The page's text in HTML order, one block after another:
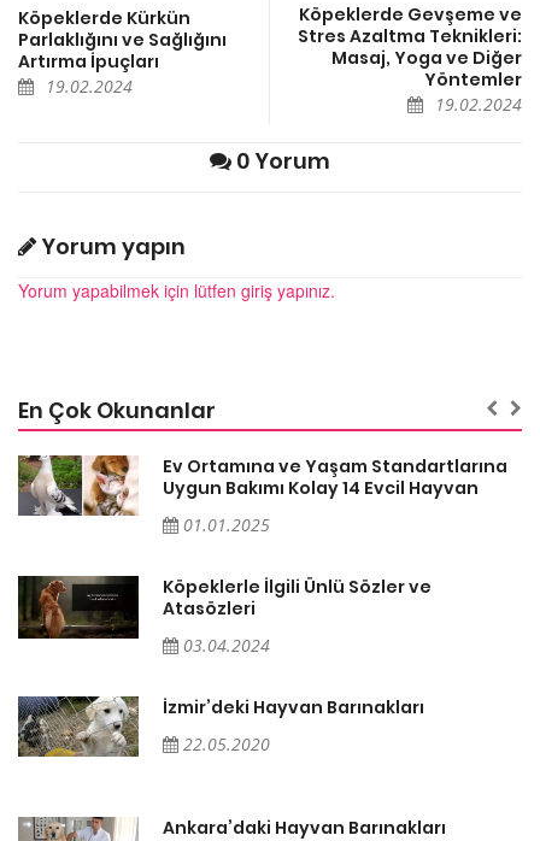
Köpeklerde Kürkün
Parlaklığını ve Sağlığını
Artırma İpuçları
19.02.2024
Köpeklerde Gevşeme ve
Stres Azaltma Teknikleri:
Masaj, Yoga ve Diğer
Yöntemler
19.02.2024
0 Yorum
Yorum yapın
Yorum yapabilmek için lütfen giriş yapınız.
En Çok Okunanlar
Ev Ortamına ve Yaşam Standartlarına
Uygun Bakımı Kolay 14 Evcil Hayvan
01.01.2025
Köpeklerle İlgili Ünlü Sözler ve
Atasözleri
03.04.2024
İzmir’deki Hayvan Barınakları
22.05.2020
Ankara’daki Hayvan Barınakları